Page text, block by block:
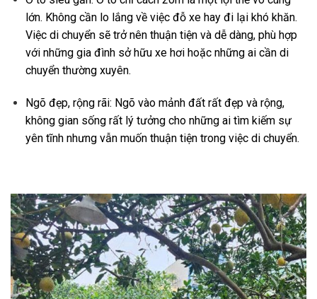
lớn. Không cần lo lắng về việc đỗ xe hay đi lại khó khăn.
Việc di chuyển sẽ trở nên thuận tiện và dễ dàng, phù hợp
với những gia đình sở hữu xe hơi hoặc những ai cần di
chuyển thường xuyên.
Ngõ đẹp, rộng rãi: Ngõ vào mảnh đất rất đẹp và rộng,
không gian sống rất lý tưởng cho những ai tìm kiếm sự
yên tĩnh nhưng vẫn muốn thuận tiện trong việc di chuyển.